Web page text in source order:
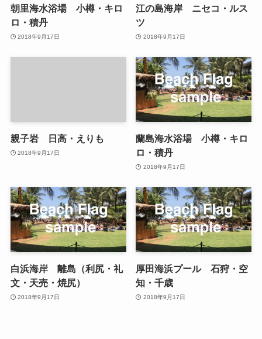
朝里海水浴場 小樽・キロ
ロ・積丹
2018年9月17日
江の島海岸 ニセコ・ルス
ツ
2018年9月17日
親子岩 日高・えりも
2018年9月17日
蘭島海水浴場 小樽・キロ
ロ・積丹
2018年9月17日
白浜海岸 離島（利尻・礼
文・天売・焼尻）
2018年9月17日
厚田海浜プール 石狩・空
知・千歳
2018年9月17日